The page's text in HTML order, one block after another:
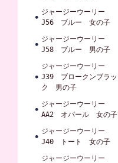
ジャージーウーリー
J56 ブルー 女の子
ジャージーウーリー
J58 ブルー 男の子
ジャージーウーリー
J39 ブロークンブラッ
ク 男の子
ジャージーウーリー
AA2 オパール 女の子
ジャージーウーリー
J40 トート 女の子
ジャージーウーリー